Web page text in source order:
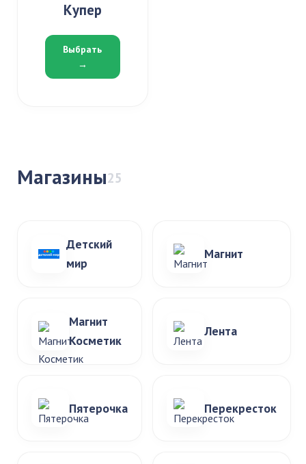
Купер
Выбрать
→
Магазины25
Детский
мир
Магнит
Магнит
Косметик
Лента
Пятерочка Перекресток